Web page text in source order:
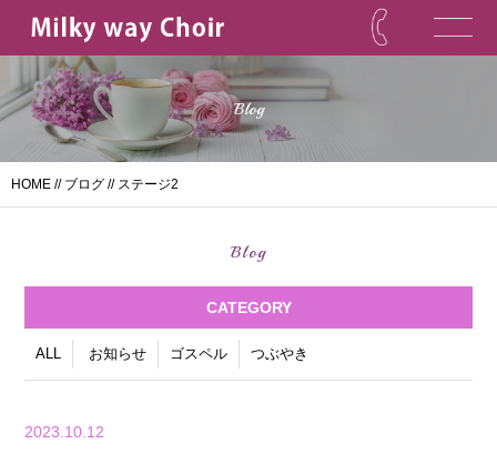
Blog
HOME // ブログ // ステージ2
Blog
CATEGORY
ALL お知らせ ゴスペル つぶやき
2023.10.12